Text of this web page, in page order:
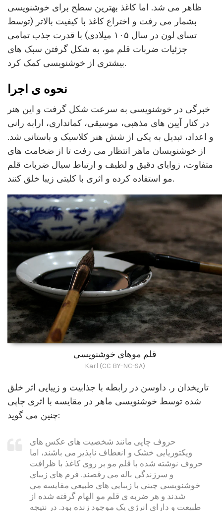
ظاهر می شد. اما کاغذ بهترین سطح برای خوشنویسی
بشمار می رفت و اختراع کاغذ با کیفیت بالاتر (توسط
تسای لون در سال ۱۰۵ میلادی) با قدرت جذب تمامی
جزئیات ضربات قلم مو، به شکل گرفتن سبک های
بیشتری از خوشنویسی کمک کرد.
نحوه ی اجرا
خبرگی در خوشنویسی به سرعت شکل گرفت و این هنر
در کنار آیین های مذهبی، موسیقی، کمانداری، ارابه رانی
و اعداد، تبدیل به یکی از شش هنر کلاسیک و باستانی شد.
از خوشنویسان ماهر انتظار می رفت تا از ضخامت های
متفاوت، زوایای دقیق و لطیف و ارتباط سیال ضربات قلم
مو استفاده کرده و اثری با کلیتی زیبا خلق کنند.
قلم موهای خوشنویسی
Karl (CC BY-NC-SA)
تاریخدان ر. داوسن در رابطه با جذابیت و زیبایی اثر خلق
شده توسط خوشنویسی ماهر در مقایسه با اثری چاپی
چنین می گوید:
حروف چاپی مانند شخصیت های عکس های
ویکتوریایی خشک و انعطاف ناپذیر می باشند، اما
حروف نوشته شده با قلم مو بر روی کاغذ با ظرافت
و سرزندگی باله می رقصند. فرم های زیبای
خوشنویسی چینی با زیبایی های طبیعی مقایسه می
شدند و هر ضربه ی قلم مو الهام گرفته شده از
طبیعت و دارای انرژی یک موجود زنده بود. در نتیجه